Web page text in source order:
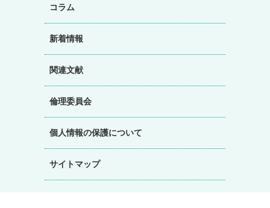
コラム
新着情報
関連文献
倫理委員会
個人情報の保護について
サイトマップ